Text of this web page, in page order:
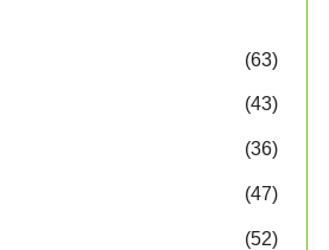
(63)
(43)
(36)
(47)
(52)